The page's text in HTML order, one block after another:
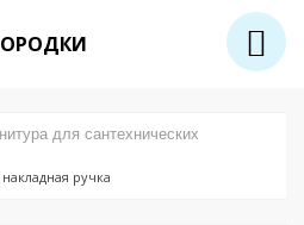
для сантехнических
ручка